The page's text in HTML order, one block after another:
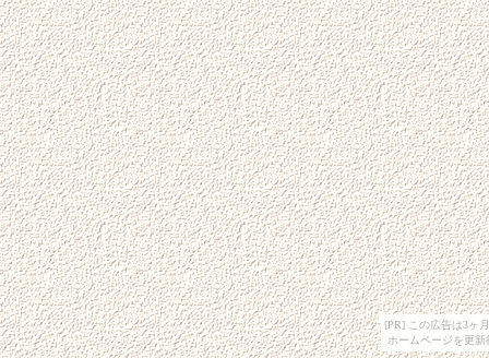
[PR] この広告は3ヶ
ホームページを更